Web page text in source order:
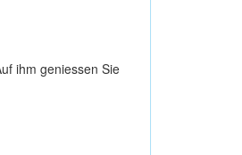
ihm geniessen Sie